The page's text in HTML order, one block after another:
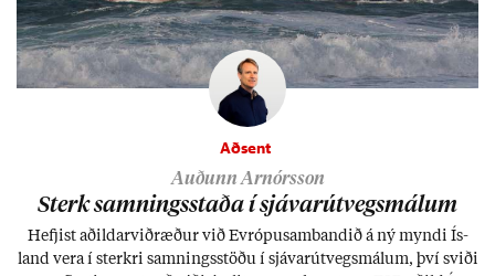
Aðsent
Auðunn Arnórsson
Sterk samn­ings­staða í sjáv­ar­út­vegs­mál­um
Hefj­ist að­ild­ar­við­ræð­ur við Evr­ópu­sam­band­ið á ný myndi Ís­
land vera í sterkri samn­ings­stöðu í sjáv­ar­út­vegs­mál­um, því sviði